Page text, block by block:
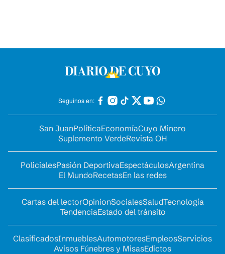
Seguinos en:
San JuanPolíticaEconomíaCuyo Minero
Suplemento VerdeRevista OH
PolicialesPasión DeportivaEspectáculosArgentina
El MundoRecetasEn las redes
Cartas del lectorOpinionSocialesSaludTecnología
TendenciaEstado del tránsito
ClasificadosInmueblesAutomotoresEmpleosServicios
Avisos Fúnebres y MisasEdictos